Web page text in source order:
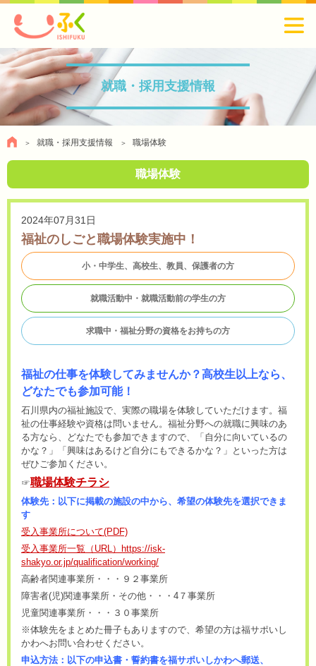
就職・採用支援情報
就職・採用支援情報 職場体験
職場体験
2024年07月31日
福祉のしごと職場体験実施中！
小・中学生、高校生、教員、保護者の方
就職活動中・就職活動前の学生の方
求職中・福祉分野の資格をお持ちの方
福祉の仕事を体験してみませんか？高校生以上なら、
どなたでも参加可能！
石川県内の福祉施設で、実際の職場を体験していただけます。福
祉の仕事経験や資格は問いません。福祉分野への就職に興味のあ
る方なら、どなたでも参加できますので、「自分に向いているの
かな？」「興味はあるけど自分にもできるかな？」といった方は
ぜひご参加ください。
☞職場体験チラシ
体験先：以下に掲載の施設の中から、希望の体験先を選択できま
す
受入事業所について(PDF)
受入事業所一覧（URL）https://isk-
shakyo.or.jp/qualification/working/
高齢者関連事業所・・・９２事業所
障害者(児)関連事業所・その他・・・4７事業所
児童関連事業所・・・３０事業所
※体験先をまとめた冊子もありますので、希望の方は福サポいし
かわへお問い合わせください。
申込方法：以下の申込書・誓約書を福サポいしかわへ郵送、